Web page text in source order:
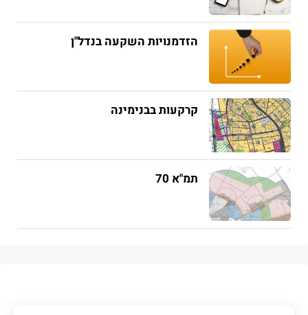
הזדמנויות השקעה בנדל"ן
קרקעות בבנימינה
תמ"א 70